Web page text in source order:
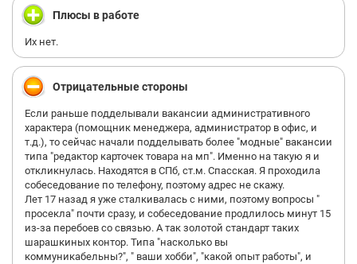
Плюсы в работе
Их нет.
Отрицательные стороны
Если раньше подделывали вакансии административного
характера (помощник менеджера, администратор в офис, и
т.д.), то сейчас начали подделывать более "модные" вакансии
типа "редактор карточек товара на мп". Именно на такую я и
откликнулась. Находятся в СПб, ст.м. Спасская. Я проходила
собеседование по телефону, поэтому адрес не скажу.
Лет 17 назад я уже сталкивалась с ними, поэтому вопросы "
просекла" почти сразу, и собеседование продлилось минут 15
из-за перебоев со связью. А так золотой стандарт таких
шарашкиных контор. Типа "насколько вы
коммуникабельны?", " ваши хобби", "какой опыт работы", и